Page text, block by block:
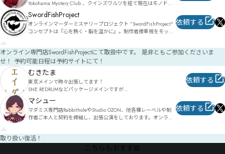
Yokohama Mystery Club 、クインズワルツを経て現在はモノドラ
コ所属。個人GMとしても活動しています。自作マーダーミステ
リー「アマリッツァの悲劇」をはじめとしたファンタジー作品を
多く取り扱っていますので、ファンタジーがお好きな方や、物語
体験がお好きな方は是非一度いらしてください。お待ちしていま
SwordFishProject
オンラインマーダーミステリープロジェクト ”SwordFishProject"
コンセプトは『心を熱く・脳を温かに』。制作者様重視をモッ
10時～23時、土日祝10時～17時とさせていただきます。
依頼する
オンライン専門店SwordFishProjectにて取扱中です。 是非ともご参加くださいま
せ！ 予約可能日程は予約サイトにて！
むきたま
東京メインで時々出張してます！
SNE.REDRUMなどパッケージメインですが
演出に力を入れています!
代官山にスタジオもあります！
来場いただける方はそちらでの公演予約も可能です！
依頼する
マシュー
マダミス専門店RabbitholeやStudio OZON、他各種レーベルや制
作者ご本人と契約を締結し、出張公演をしております。オンライ
東京（新宿御苑、中野、田町他）であれば、プレイスペースと合
わせてのご案内も可能です。
依頼する
取り扱い復活！
こちらもおすすめ